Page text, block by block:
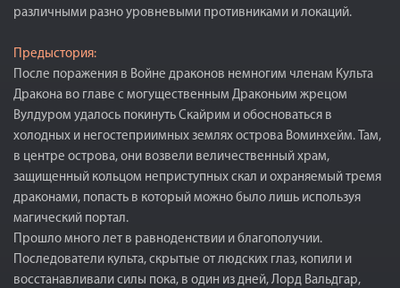
различными разно уровневыми противниками и локаций.
Предыстория:
После поражения в Войне драконов немногим членам Культа
Дракона во главе с могущественным Драконьим жрецом
Вулдуром удалось покинуть Скайрим и обосноваться в
холодных и негостеприимных землях острова Воминхейм. Там,
в центре острова, они возвели величественный храм,
защищенный кольцом неприступных скал и охраняемый тремя
драконами, попасть в который можно было лишь используя
магический портал.
Прошло много лет в равноденствии и благополучии.
Последователи культа, скрытые от людских глаз, копили и
восстанавливали силы пока, в один из дней, Лорд Вальдгар,